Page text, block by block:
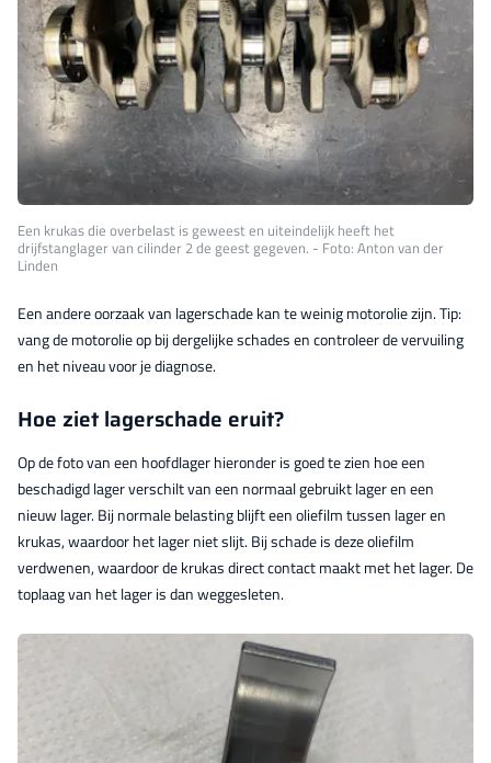
Een krukas die overbelast is geweest en uiteindelijk heeft het
drijfstanglager van cilinder 2 de geest gegeven. - Foto: Anton van der
Linden
Een andere oorzaak van lagerschade kan te weinig motorolie zijn. Tip:
vang de motorolie op bij dergelijke schades en controleer de vervuiling
en het niveau voor je diagnose.
Hoe ziet lagerschade eruit?
Op de foto van een hoofdlager hieronder is goed te zien hoe een
beschadigd lager verschilt van een normaal gebruikt lager en een
nieuw lager. Bij normale belasting blijft een oliefilm tussen lager en
krukas, waardoor het lager niet slijt. Bij schade is deze oliefilm
verdwenen, waardoor de krukas direct contact maakt met het lager. De
toplaag van het lager is dan weggesleten.